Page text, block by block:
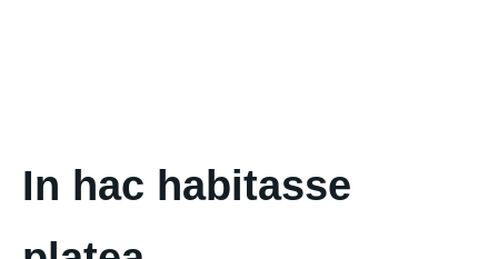
In hac habitasse